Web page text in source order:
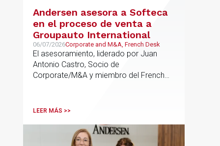
Andersen asesora a Softeca
en el proceso de venta a
Groupauto International
06/07/2026Corporate and M&A, French Desk
El asesoramiento, liderado por Juan
Antonio Castro, Socio de
Corporate/M&A y miembro del French
españolas que combinan los sectores
LEER MÁS >>